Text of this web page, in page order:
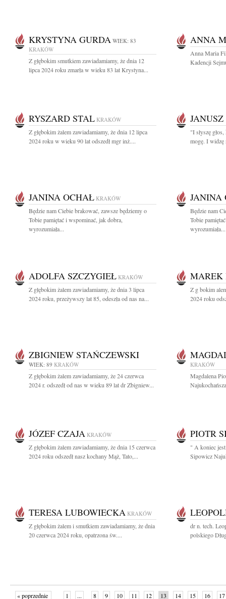
KRYSTYNA GURDA WIEK: 83
KRAKÓW
Z głębokim smutkiem zawiadamiamy, że dnia 12
lipca 2024 roku zmarła w wieku 83 lat Krystyna...
ANNA
Anna Maria
Kadencji
RYSZARD STAL KRAKÓW
Z głębokim żalem zawiadamiamy, że dnia 12 lipca
2024 roku w wieku 90 lat odszedł mgr inż....
"I słyszę
mogę. I widzę
JANINA OCHAŁ KRAKÓW
Będzie nam Ciebie brakować, zawsze będziemy o
Tobie pamiętać i wspominać, jak dobra,
wyrozumiała...
JANINA
Będzie nam
Tobie
wyrozumiała...
ADOLFA SZCZYGIEŁ KRAKÓW
Z głębokim żalem zawiadamiamy, że dnia 3 lipca
2024 roku, przeżywszy lat 85, odeszła od nas na...
MAREK
Z g bokim
2024 roku
ZBIGNIEW STAŃCZEWSKI
WIEK: 89 KRAKÓW
Z głębokim żalem zawiadamiamy, że 24 czerwca
2024 r. odszedł od nas w wieku 89 lat dr Zbigniew...
KRAKÓW
Magdalena
JÓZEF CZAJA KRAKÓW
Z głębokim żalem zawiadamiamy, że dnia 15 czerwca
2024 roku odszedł nasz kochany Mąż, Tato,...
PIOTR
" A koniec
Sipowicz
TERESA LUBOWIECKA KRAKÓW
Z głębokim żalem i smutkiem zawiadamiamy, że dnia
20 czerwca 2024 roku, opatrzona św....
dr n. tech.
polskiego
« poprzednie 1 ... 8 9 10 11 12 13 14 15 16 17